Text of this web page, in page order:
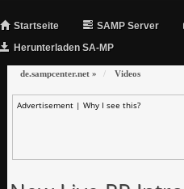
Startseite SAMP Server
Herunterladen SA-MP
de.sampcenter.net » Videos
Advertisement | Why I see this?